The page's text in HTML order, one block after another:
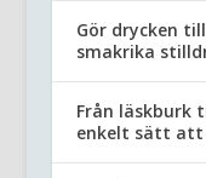
Gör drycken
smakrika
Från läskburk
enkelt sätt att